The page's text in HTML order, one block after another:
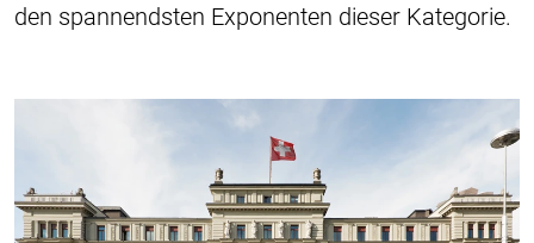
den spannendsten Exponenten dieser Kategorie.